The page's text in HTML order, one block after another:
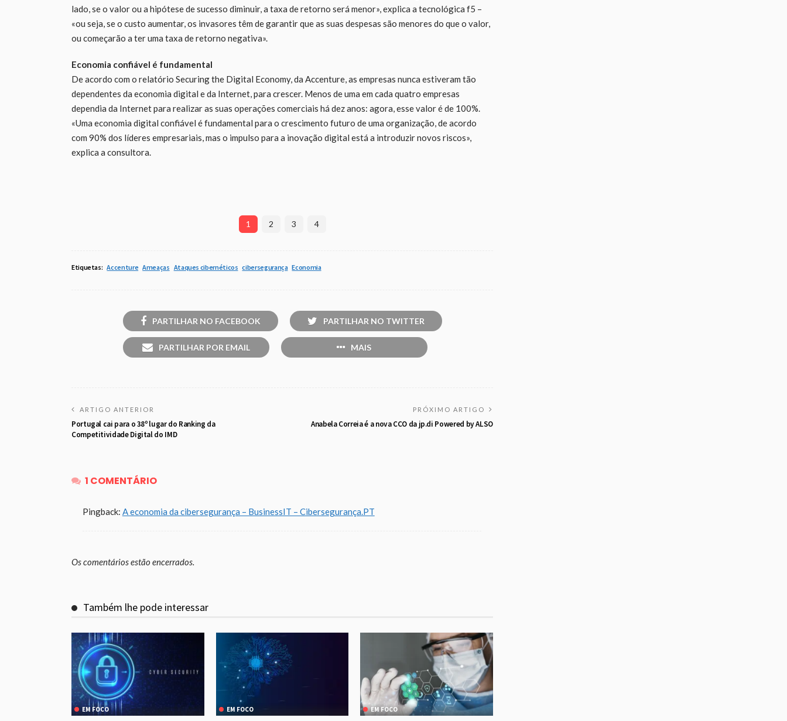
lado, se o valor ou a hipótese de sucesso diminuir, a taxa de retorno será menor», explica a tecnológica f5 –
«ou seja, se o custo aumentar, os invasores têm de garantir que as suas despesas são menores do que o valor,
ou começarão a ter uma taxa de retorno negativa».
Economia confiável é fundamental
De acordo com o relatório Securing the Digital Economy, da Accenture, as empresas nunca estiveram tão
dependentes da economia digital e da Internet, para crescer. Menos de uma em cada quatro empresas
dependia da Internet para realizar as suas operações comerciais há dez anos: agora, esse valor é de 100%.
«Uma economia digital confiável é fundamental para o crescimento futuro de uma organização, de acordo
com 90% dos líderes empresariais, mas o impulso para a inovação digital está a introduzir novos riscos»,
explica a consultora.
1 2 3 4
Etiquetas: Accenture Ameaças Ataques cibernéticos cibersegurança Economia
PARTILHAR NO FACEBOOK PARTILHAR NO TWITTER
PARTILHAR POR EMAIL MAIS
ARTIGO ANTERIOR
Portugal cai para o 38º lugar do Ranking da
Competitividade Digital do IMD
PRÓXIMO ARTIGO
Anabela Correia é a nova CCO da jp.di Powered by ALSO
1 COMENTÁRIO
Pingback: A economia da cibersegurança – BusinessIT – Cibersegurança.PT
Os comentários estão encerrados.
Também lhe pode interessar
EM FOCO EM FOCO EM FOCO